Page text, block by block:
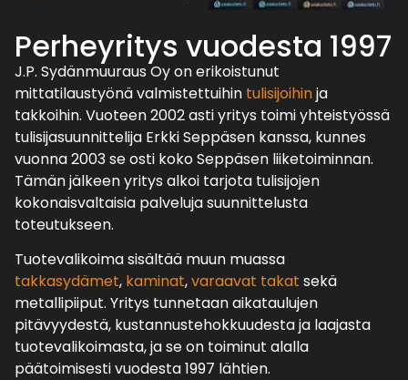
Perheyritys vuodesta 1997
J.P. Sydänmuuraus Oy on erikoistunut
mittatilaustyönä valmistettuihin tulisijoihinja
takkoihin. Vuoteen 2002 asti yritys toimi yhteistyössä
tulisijasuunnittelija Erkki Seppäsen kanssa, kunnes
vuonna 2003 se osti koko Seppäsen liiketoiminnan.
Tämän jälkeen yritys alkoi tarjota tulisijojen
kokonaisvaltaisia palveluja suunnittelusta
toteutukseen.
Tuotevalikoima sisältää muun muassa
takkasydämet, kaminat,varaavat takat sekä
metallipiiput. Yritys tunnetaan aikataulujen
pitävyydestä, kustannustehokkuudesta ja laajasta
tuotevalikoimasta, ja se on toiminut alalla
päätoimisesti vuodesta 1997 lähtien.